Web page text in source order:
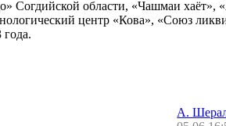
Согдийской области, «Чашмаи
центр «Кова», «Союз
А.